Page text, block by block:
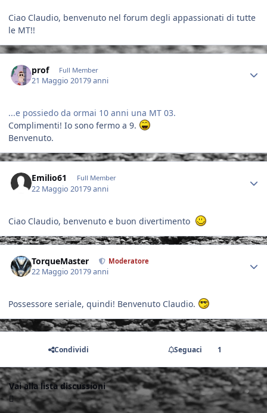
Ciao Claudio, benvenuto nel forum degli appassionati di tutte
le MT!!
prof Full Member
21 Maggio 20179 anni
...e possiedo da ormai 10 anni una MT 03.
Complimenti! Io sono fermo a 9.
Benvenuto.
Emilio61 Full Member
22 Maggio 20179 anni
Ciao Claudio, benvenuto e buon divertimento
TorqueMaster Moderatore
22 Maggio 20179 anni
Possessore seriale, quindi! Benvenuto Claudio.
Condividi Seguaci 1
Vai alla lista discussioni